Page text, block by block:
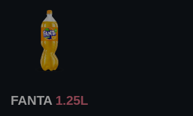
FANTA 1.25L